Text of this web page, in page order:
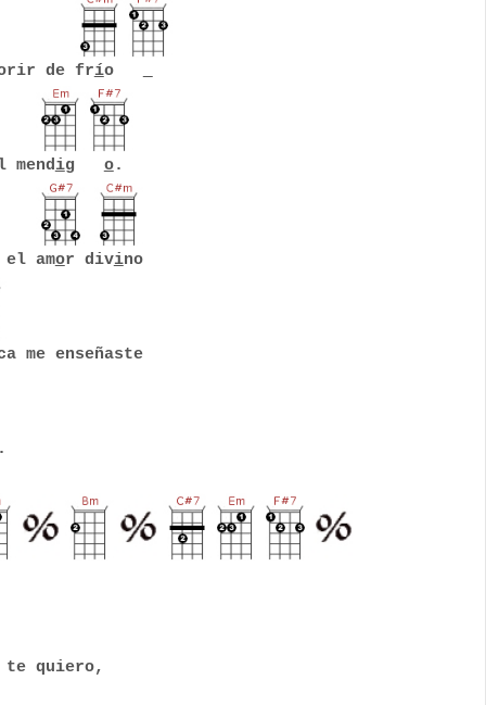
de frío
ig o.
el amor divino
me enseñaste
te quiero,